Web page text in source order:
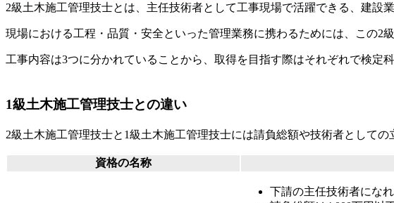
2級土木施工管理技士とは、主任技術者として工事現場で活躍できる、建設
現場における工程・品質・安全といった管理業務に携わるためには、この2
工事内容は3つに分かれていることから、取得を目指す際はそれぞれで検定
1級土木施工管理技士との違い
2級土木施工管理技士と1級土木施工管理技士には請負総額や技術者としての
資格の名称
下請の主任技術者にな